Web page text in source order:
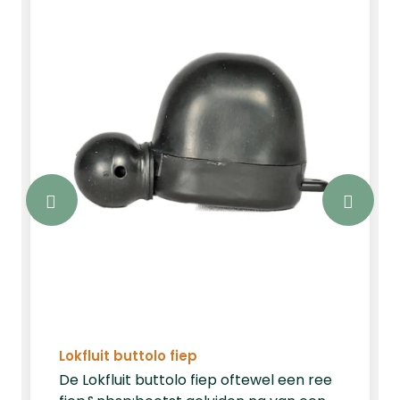
handschoenen met hetzelfde
camouflage patroon verkrijgbaar.
Lokfluit buttolo fiep
De Lokfluit buttolo fiep oftewel een ree